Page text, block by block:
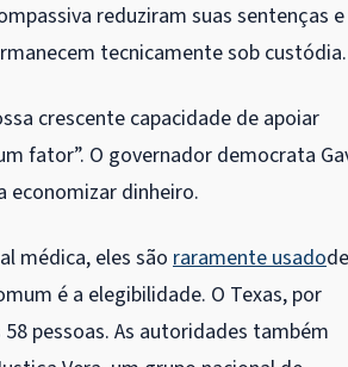
reduziram suas sentenças
tecnicamente sob custódia.
crescente capacidade de apoiar
fator”. O governador democrata
economizar dinheiro.
médica, eles sãoraramente usadode
é a elegibilidade. O Texas, por
pessoas. As autoridades também